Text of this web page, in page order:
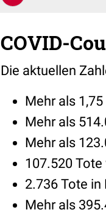
COVID-
Die aktuellen
Mehr als
Mehr als
Mehr als
107.520
2.736 Tote in
Mehr als